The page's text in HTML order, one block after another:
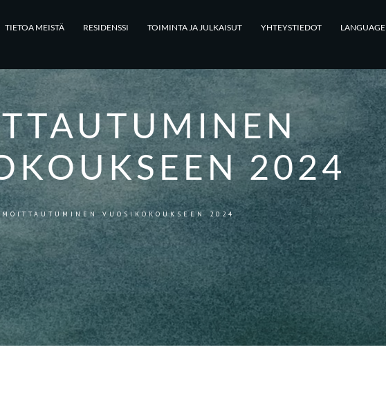
TIETOA MEISTÄ RESIDENSSI TOIMINTA JA JULKAISUT YHTEYSTIEDOT LANGUAGE
2024
VUOSIKOKOUKSEEN 2024